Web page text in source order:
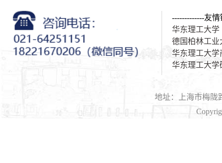
-------------友
华东理工大学
德国柏林工业
华东理工大学
华东理工大学
地址：上海市梅